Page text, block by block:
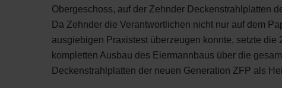
Obergeschoss, auf der Zehnder Deckenstrahlplatten
Da Zehnder die Verantwortlichen nicht nur auf dem
ausgiebigen Praxistest überzeugen konnte, setzte die
kompletten Ausbau des Eiermannbaus über die
Deckenstrahlplatten der neuen Generation ZFP als